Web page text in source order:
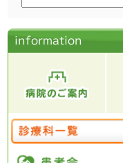
索:
information